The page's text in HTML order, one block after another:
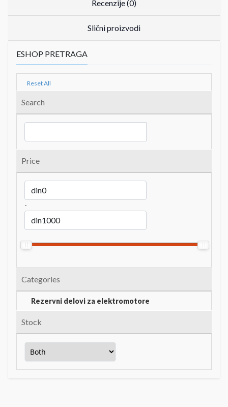
Recenzije (0)
Slični proizvodi
ESHOP PRETRAGA
Reset All
Search
Price
-
Categories
Rezervni delovi za elektromotore
Stock